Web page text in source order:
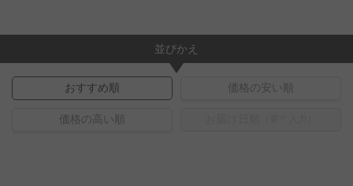
並びかえ
おすすめ順 価格の安い順
価格の高い順